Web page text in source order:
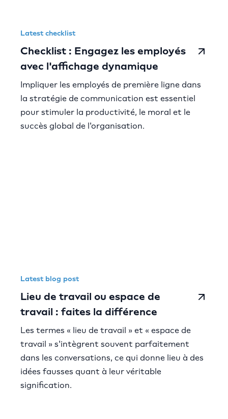
Latest checklist
Checklist : Engagez les employés
avec l'affichage dynamique
Impliquer les employés de première ligne dans
la stratégie de communication est essentiel
pour stimuler la productivité, le moral et le
succès global de l'organisation.
Latest blog post
Lieu de travail ou espace de
travail : faites la différence
Les termes « lieu de travail » et « espace de
travail » s'intègrent souvent parfaitement
dans les conversations, ce qui donne lieu à des
idées fausses quant à leur véritable
signification.